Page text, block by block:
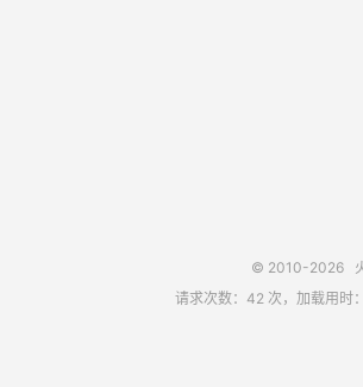
© 2010-2026
请求次数：42 次，加载用时